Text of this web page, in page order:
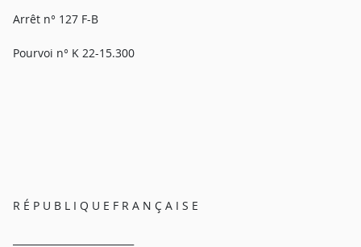
Arrêt n° 127 F-B
Pourvoi n° K 22-15.300
R É P U B L I Q U E F R A N Ç A I S E